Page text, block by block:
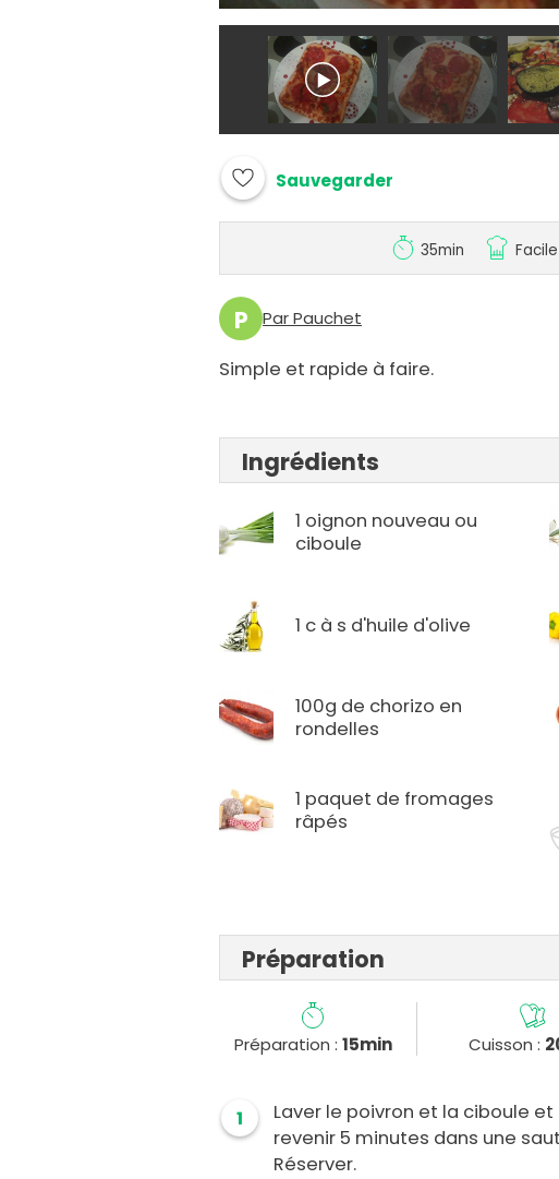
Sauvegarder
35min Facile
P Par Pauchet
Simple et rapide à faire.
Ingrédients
1 oignon nouveau ou
ciboule
1 c à s d'huile d'olive
100g de chorizo en
rondelles
1 paquet de fromages
râpés
Préparation
Préparation : 15min Cuisson :
1
Laver le poivron et la ciboule
revenir 5 minutes dans une
Réserver.